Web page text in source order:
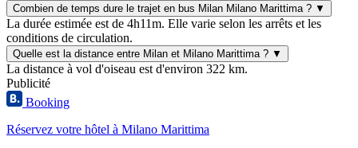
Combien de temps dure le trajet en bus Milan Milano Marittima ? ▼
La durée estimée est de 4h11m. Elle varie selon les arrêts et les
conditions de circulation.
Quelle est la distance entre Milan et Milano Marittima ? ▼
La distance à vol d'oiseau est d'environ 322 km.
Publicité
Booking
Réservez votre hôtel à Milano Marittima